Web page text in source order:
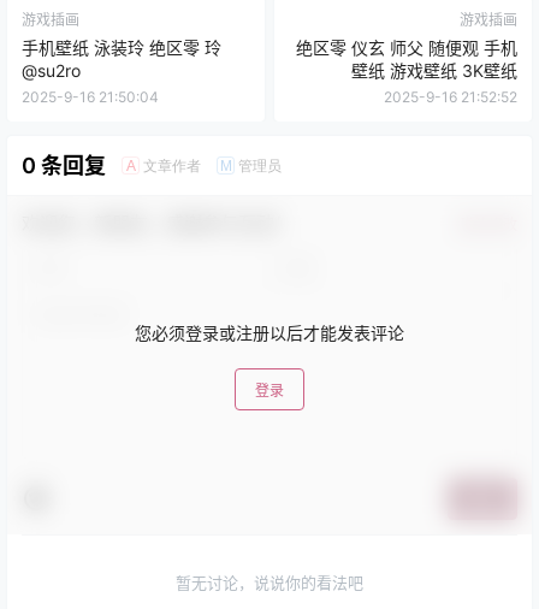
游戏插画
手机壁纸 泳装玲 绝区零 玲
@su2ro
2025-9-16 21:50:04
游戏插画
绝区零 仪玄 师父 随便观 手机
壁纸 游戏壁纸 3K壁纸
2025-9-16 21:52:52
0 条回复 A 文章作者 M 管理员
您必须登录或注册以后才能发表评论
登录
暂无讨论，说说你的看法吧